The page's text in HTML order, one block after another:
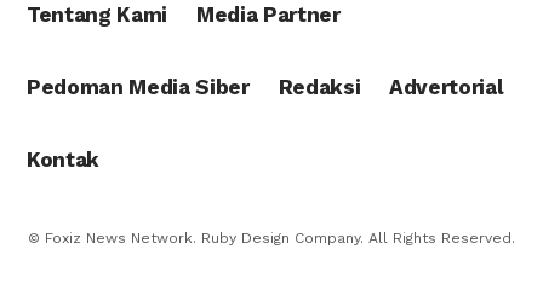
Tentang Kami Media Partner
Pedoman Media Siber Redaksi Advertorial
Kontak
© Foxiz News Network. Ruby Design Company. All Rights Reserved.